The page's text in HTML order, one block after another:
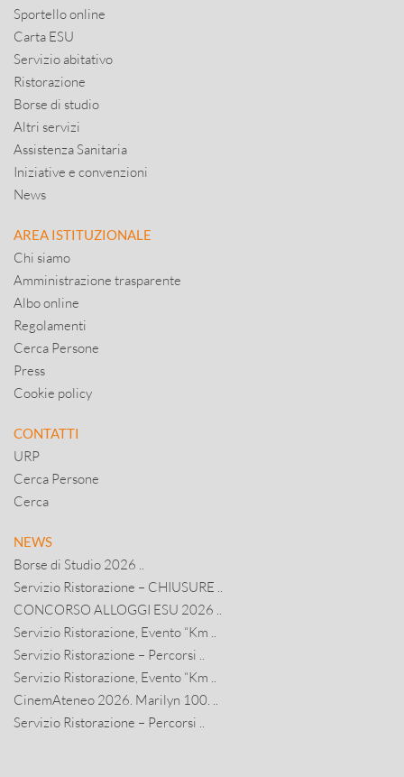
Sportello online
Carta ESU
Servizio abitativo
Ristorazione
Borse di studio
Altri servizi
Assistenza Sanitaria
Iniziative e convenzioni
News
AREA ISTITUZIONALE
Chi siamo
Amministrazione trasparente
Albo online
Regolamenti
Cerca Persone
Press
Cookie policy
CONTATTI
URP
Cerca Persone
Cerca
NEWS
Borse di Studio 2026 ..
Servizio Ristorazione – CHIUSURE ..
CONCORSO ALLOGGI ESU 2026 ..
Servizio Ristorazione, Evento “Km ..
Servizio Ristorazione – Percorsi ..
Servizio Ristorazione, Evento “Km ..
CinemAteneo 2026. Marilyn 100. ..
Servizio Ristorazione – Percorsi ..